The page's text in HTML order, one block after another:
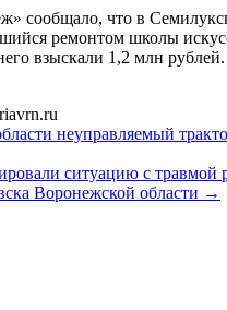
сообщало, что в
ремонтом школы
взыскали 1,2 млн рублей.
неуправляемый
ситуацию с травмой
Воронежской области →